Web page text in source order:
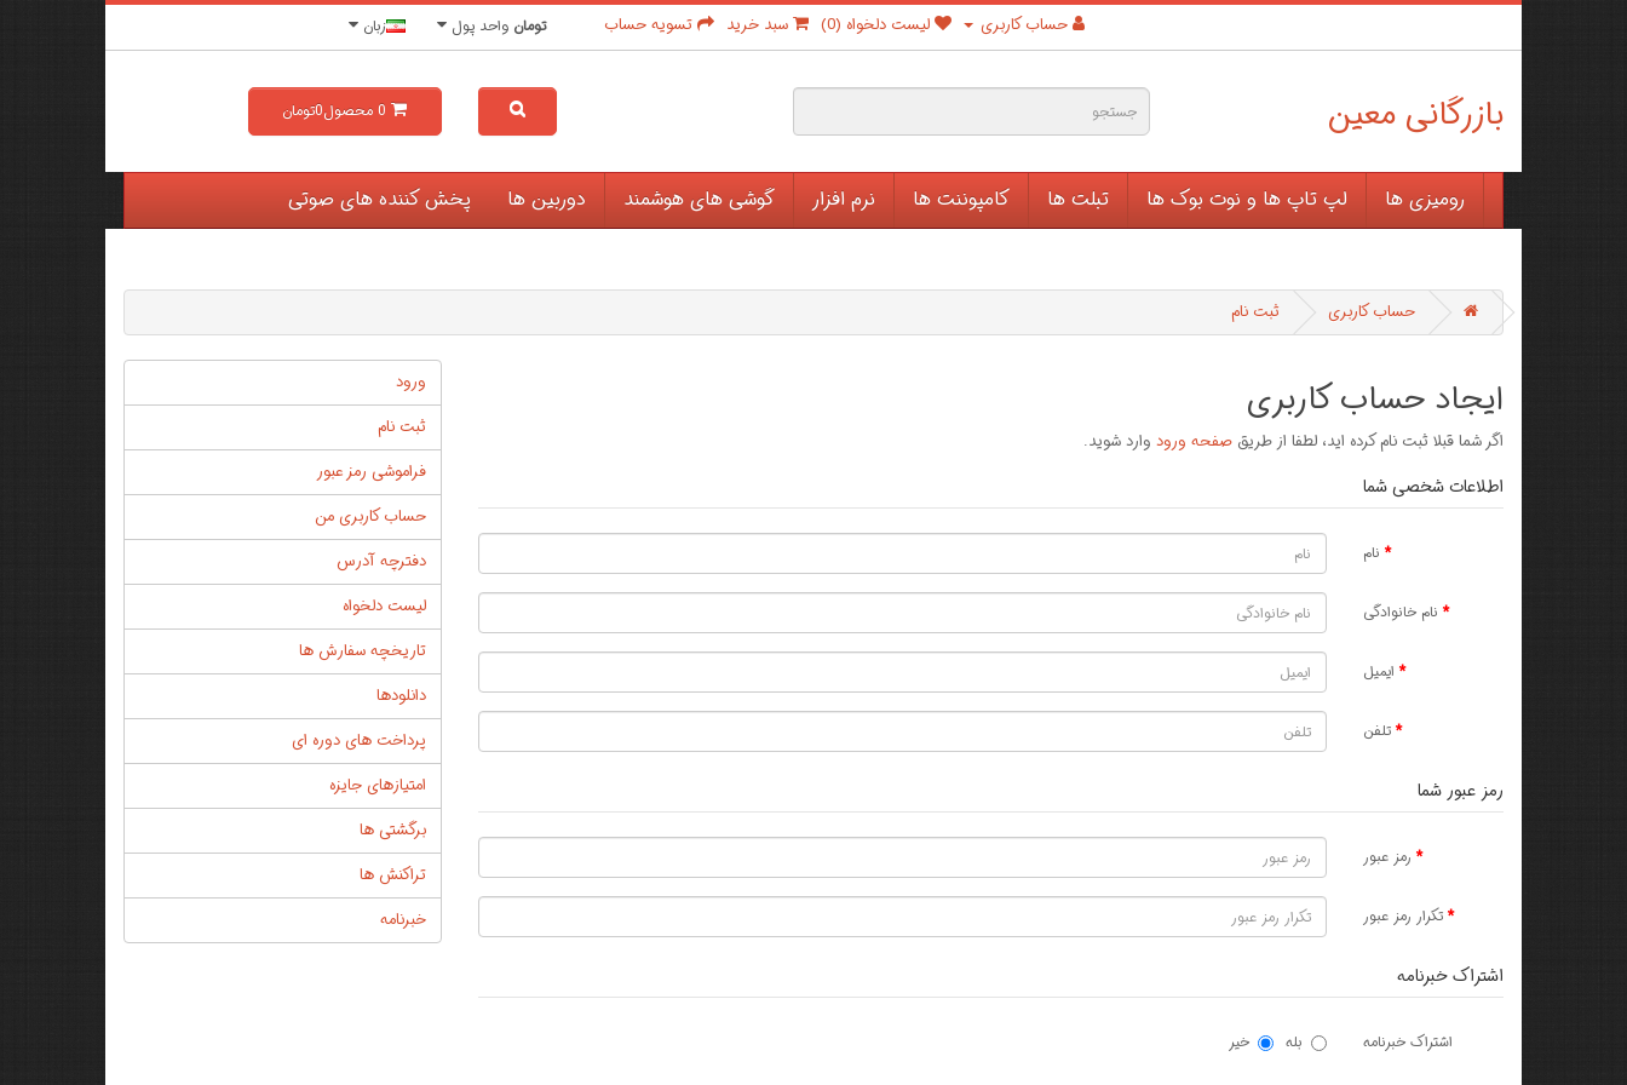
حساب کاربری لیست دلخواه (0) سبد خرید تسویه حساب تومان واحد پول زبان
بازرگانی معین 0 محصول0تومان
رومیزی ها لپ تاپ ها و نوت بوک ها تبلت ها کامپوننت ها نرم افزار گوشی های هوشمند دوربین ها پخش کننده های صوتی
حساب کاربری ثبت نام
ايجاد حساب کاربری
اگر شما قبلا ثبت نام کرده ايد، لطفا از طریق صفحه ورود وارد شوید.
اطلاعات شخصی شما
نام
نام خانوادگی
ایمیل
تلفن
رمز عبور شما
رمز عبور
تکرار رمز عبور
اشتراک خبرنامه
اشتراک خبرنامه بله خیر
ورود
ثبت نام
فراموشی رمز عبور
حساب کاربری من
دفترچه آدرس
لیست دلخواه
تاریخچه سفارش ها
دانلودها
پرداخت های دوره ای
امتیازهای جایزه
برگشتی ها
تراکنش ها
خبرنامه